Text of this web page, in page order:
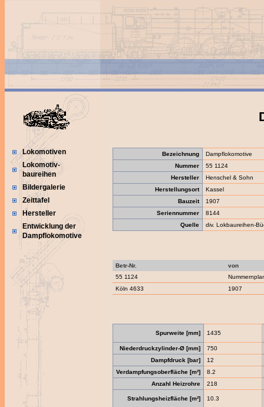
Lokomotiven
Lokomotiv-
baureihen
Bildergalerie
Zeittafel
Hersteller
Entwicklung der
Dampflokomotive
Bezeichnung
Dampflokomotive
Nummer
55 1124
Hersteller
Henschel & Sohn
Herstellungsort
Kassel
Bauzeit
1907
Seriennummer
8144
Quelle
div. Lokbaureihen-
Betr-Nr.
von
55 1124
Köln 4633
1907
Spurweite [mm] 1435
Niederdruckzylinder-Ø [mm]
750
Dampfdruck [bar]
12
Verdampfungsoberfläche [m²]
8.2
Anzahl Heizrohre
218
Strahlungsheizfläche [m²] 10.3